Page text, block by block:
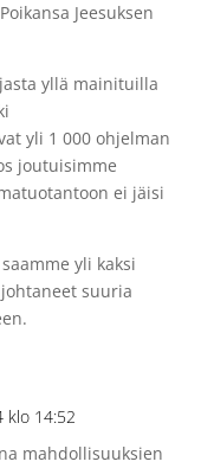
Jeesuksen
yllä mainituilla
yli 1 000 ohjelman
joutuisimme
ei jäisi
yli kaksi
suuria
klo 14:52
mahdollisuuksien